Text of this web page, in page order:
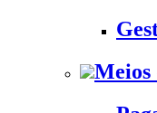
Meios